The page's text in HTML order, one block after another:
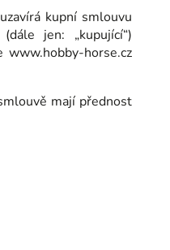
kupní smlouvu
jen: „kupující“)
horse.cz
mají přednost